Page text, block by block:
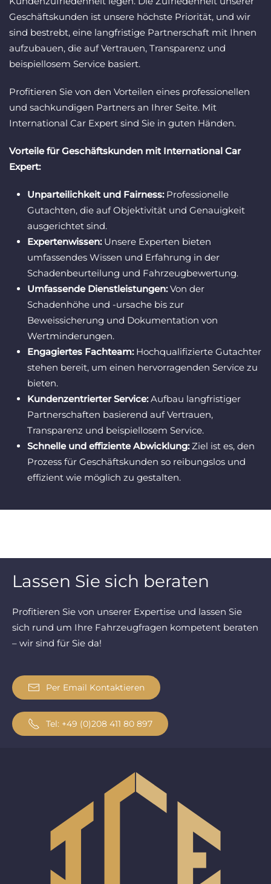
Geschäftskunden ist unsere höchste Priorität, und wir
sind bestrebt, eine langfristige Partnerschaft mit Ihnen
aufzubauen, die auf Vertrauen, Transparenz und
beispiellosem Service basiert.
Profitieren Sie von den Vorteilen eines professionellen
und sachkundigen Partners an Ihrer Seite. Mit
International Car Expert sind Sie in guten Händen.
Vorteile für Geschäftskunden mit International Car
Expert:
Unparteilichkeit und Fairness:Professionelle
Gutachten, die auf Objektivität und Genauigkeit
ausgerichtet sind.
Expertenwissen:Unsere Experten bieten
umfassendes Wissen und Erfahrung in der
Schadenbeurteilung und Fahrzeugbewertung.
Umfassende Dienstleistungen:Von der
Schadenhöhe und -ursache bis zur
Beweissicherung und Dokumentation von
Wertminderungen.
Engagiertes Fachteam:Hochqualifizierte Gutachter
stehen bereit, um einen hervorragenden Service zu
bieten.
Kundenzentrierter Service:Aufbau langfristiger
Partnerschaften basierend auf Vertrauen,
Transparenz und beispiellosem Service.
Schnelle und effiziente Abwicklung:Ziel ist es, den
Prozess für Geschäftskunden so reibungslos und
effizient wie möglich zu gestalten.
Lassen Sie sich beraten
Profitieren Sie von unserer Expertise und lassen Sie
sich rund um Ihre Fahrzeugfragen kompetent beraten
– wir sind für Sie da!
Per Email Kontaktieren
Tel: +49 (0)208 411 80 897